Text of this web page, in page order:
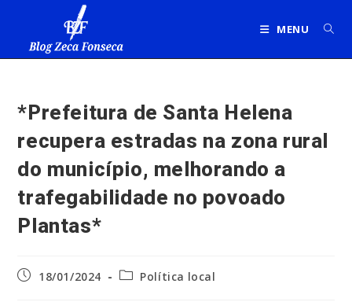
MENU
*Prefeitura de Santa Helena
recupera estradas na zona rural
do município, melhorando a
trafegabilidade no povoado
Plantas*
Post18/01/2024
Categoria
Política local